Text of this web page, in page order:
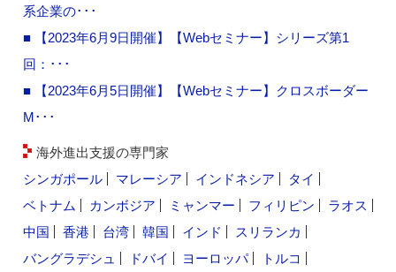
系企業の･･･
■ 【2023年6月9日開催】【Webセミナー】シリーズ第1
回：･･･
■ 【2023年6月5日開催】【Webセミナー】クロスボーダー
M･･･
海外進出支援の専門家
シンガポール
マレーシア インドネシア
タイ
ベトナム
カンボジア ミャンマー フィリピン
ラオス
中国
香港 台湾 韓国 インド
スリランカ
バングラデシュ
ドバイ ヨーロッパ
トルコ